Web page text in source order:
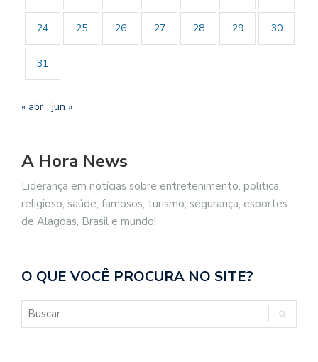
24 25 26 27 28 29 30
31
« abr jun »
A Hora News
Liderança em notícias sobre entretenimento, politica,
religioso, saúde, famosos, turismo, segurança, esportes
de Alagoas, Brasil e mundo!
O QUE VOCÊ PROCURA NO SITE?